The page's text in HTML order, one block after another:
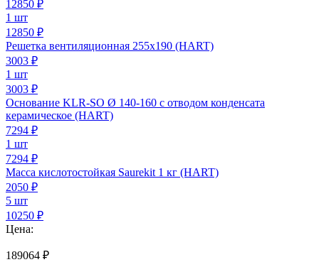
12850 ₽
1 шт
12850 ₽
Решетка вентиляционная 255х190 (HART)
3003 ₽
1 шт
3003 ₽
Основание KLR-SO Ø 140-160 с отводом конденсата
керамическое (HART)
7294 ₽
1 шт
7294 ₽
Масса кислотостойкая Saurekit 1 кг (HART)
2050 ₽
5 шт
10250 ₽
Цена:
189064 ₽